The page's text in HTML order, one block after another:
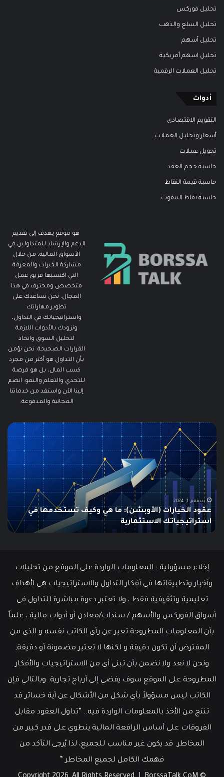
تحليل فوركس
تحليل السلع والذهب
تحليل أسهم
تحليل اسهم أمريكية
تحليل العملات الرقمية
أدوات
التقويم الاقتصادي
أسعار وتحليل العملات
تحويل عملات
حاسبة حجم العقد
حاسبة قيمة النقاط
حاسبة نقاط البيفوت
هو موقع يهدف إلى تقديم
الدعم والإرشاد للمتداولين في
الأسواق المالية، من خلال
مشاركة الخبرات والمعرفة
التي اكتسبها فريق عمل
متخصص ومحترف في هذا
المجال. نحن نساعدك على
تطوير مهاراتك
واستراتيجياتك في التداول،
ونزودك بالأدوات اللازمة
لتحليل السوق واتخاذ
القرارات الصحيحة. نحن نؤمن
بأن التداول هو أكثر من مجرد
كسب المال، بل هو فرصة
للتحدي والتعلم والنمو. انضم
إلينا الآن واستفد من خدماتنا
المجانية والمدفوعة.
ما
هو
الـ
Swing
دليلك
الشامل
للمبتدئين
يونيو 10, 2025
ما هو الـ Swing Trading؟ دليلك الشامل للمبتدئين
إخلاء مسؤولية : المعلومات الواردة على الموقع من تحليلات
وأخبار وتطبيقاتها في أفكار التداول والاستراتيجيات هي لأهداف
تعليمية وتثقيفية فقط ، ولا تعتبر دعوة مباشرة للتداول في
أسواق الفوركس والأسهم / سندات/معادن أو أدوات مالية ، علماً
بأن المعلومات المطروحة تعبر عن رأي الكاتب نفسه و الذي من
المفترض أن تكون دقيقة و لكنها لا تعتبر مضمونة أو دقيقة,
ونحن لا نعد ولا نضمن بأن تبني أي من الاستراتيجيات والأفكار
المطروحة على الموقع سوف يفضي إلى أرباح تجارية. وبالتالي فإن
الكاتب ليس مسؤولاً بأي شكل من الأشكال عن أية خسائر قد
تنتج من الأخذ بالمعلومات الواردة فيه.. “تداول العقود مقابل
الفروقات على أساس الرافعة المالية ينطوي على قدر كبير من
المخاطر. قد يكون غير مناسب للجميع، لذا يُرجى التأكد من
فهمك الكامل لجميع المخاطر “